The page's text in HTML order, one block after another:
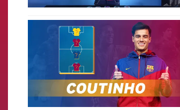
FCB Barcelona badge